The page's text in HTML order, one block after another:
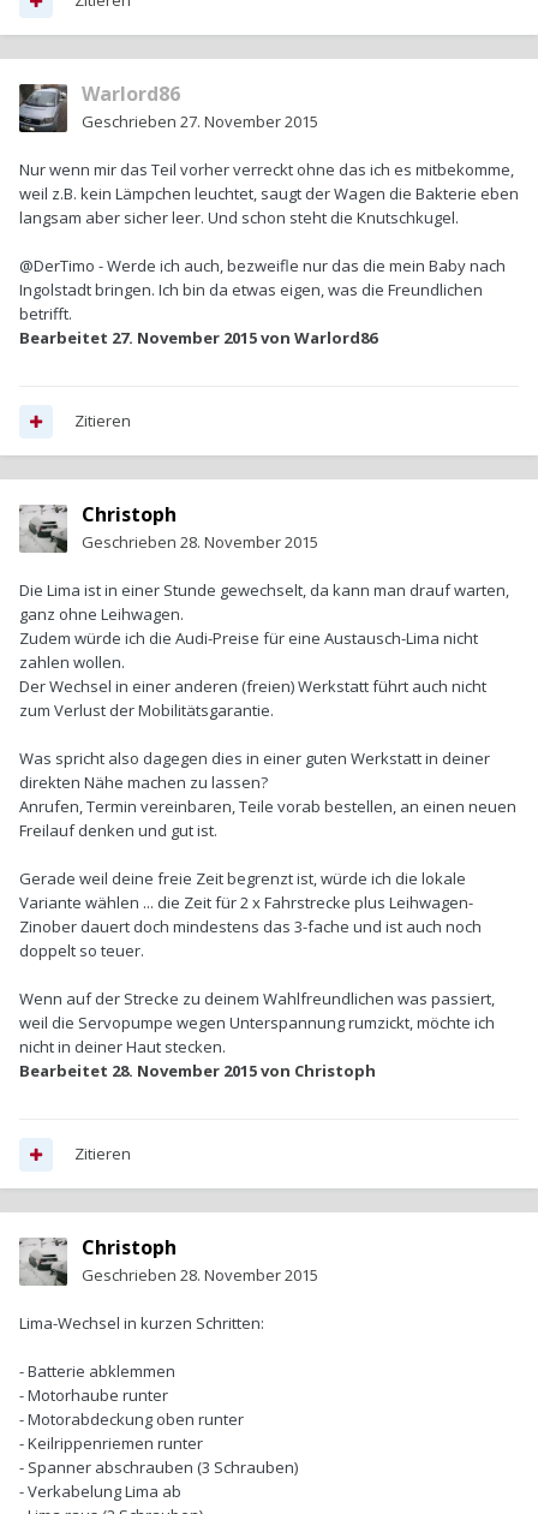
Warlord86
Geschrieben 27. November 2015
Nur wenn mir das Teil vorher verreckt ohne das ich es mitbekomme,
weil z.B. kein Lämpchen leuchtet, saugt der Wagen die Bakterie eben
langsam aber sicher leer. Und schon steht die Knutschkugel.
@DerTimo - Werde ich auch, bezweifle nur das die mein Baby nach
Ingolstadt bringen. Ich bin da etwas eigen, was die Freundlichen
betrifft.
Bearbeitet 27. November 2015von Warlord86
Zitieren
Christoph
Geschrieben 28. November 2015
Die Lima ist in einer Stunde gewechselt, da kann man drauf warten,
ganz ohne Leihwagen.
Zudem würde ich die Audi-Preise für eine Austausch-Lima nicht
zahlen wollen.
Der Wechsel in einer anderen (freien) Werkstatt führt auch nicht
zum Verlust der Mobilitätsgarantie.
Was spricht also dagegen dies in einer guten Werkstatt in deiner
direkten Nähe machen zu lassen?
Anrufen, Termin vereinbaren, Teile vorab bestellen, an einen neuen
Freilauf denken und gut ist.
Gerade weil deine freie Zeit begrenzt ist, würde ich die lokale
Variante wählen ... die Zeit für 2 x Fahrstrecke plus Leihwagen-
Zinober dauert doch mindestens das 3-fache und ist auch noch
doppelt so teuer.
Wenn auf der Strecke zu deinem Wahlfreundlichen was passiert,
weil die Servopumpe wegen Unterspannung rumzickt, möchte ich
nicht in deiner Haut stecken.
Bearbeitet 28. November 2015von Christoph
Zitieren
Christoph
Geschrieben 28. November 2015
Lima-Wechsel in kurzen Schritten:
- Batterie abklemmen
- Motorhaube runter
- Motorabdeckung oben runter
- Keilrippenriemen runter
- Spanner abschrauben (3 Schrauben)
- Verkabelung Lima ab